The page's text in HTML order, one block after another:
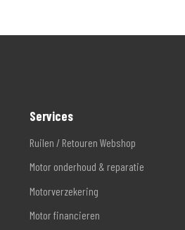
Services
Ruilen / Retouren Webshop
Motor onderhoud & reparatie
Motorverzekering
Motor financieren